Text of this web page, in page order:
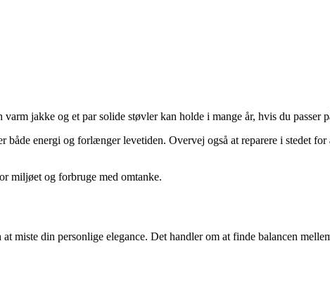
jakke og et par solide støvler kan holde i mange år, hvis du passer
energi og forlænger levetiden. Overvej også at reparere i stedet
miljøet og forbruge med omtanke.
miste din personlige elegance. Det handler om at finde balancen